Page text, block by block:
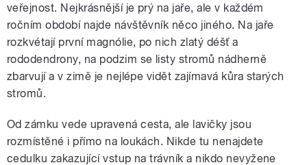
veřejnost. Nejkrásnější je prý na jaře, ale v každém
ročním období najde návštěvník něco jiného. Na jaře
rozkvétají první magnólie, po nich zlatý déšť a
rododendrony, na podzim se listy stromů nádherně
zbarvují a v zimě je nejlépe vidět zajímavá kůra starých
stromů.
Od zámku vede upravená cesta, ale lavičky jsou
rozmístěné i přímo na loukách. Nikde tu nenajdete
cedulku zakazující vstup na trávník a nikdo nevyžene